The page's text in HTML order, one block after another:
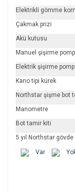
Elektrikli gömme
Çakmak prizi
Akü kutusu
Manuel şişirme
Elektrik şişirme
Kano tipi kürek
Northstar şişme bot
Manometre
Bot tamir kiti
5 yıl Northstar
Var